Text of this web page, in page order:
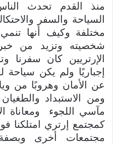
ر
و
ن
ي
ا
منذ القدم تحدث
السياحة والسفر
مختلفة وكيف أنها
شخصيته وتزيد من
الإرتريين كان سفرنا
إجباريًا ولم يكن سياحة
عن الأمان وهروبًا من
ومن الاستبداد
مآسي اللجوء ومعاناة
كمجتمع إرتري امتلكنا
مجتمعات أخرى